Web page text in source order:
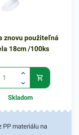
znovu použiteľná
18cm /100ks
Skladom
PP materiálu na